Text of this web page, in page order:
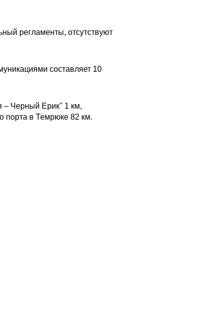
регламенты, отсутствуют
составляет 10
– Черный Ерик" 1 км,
порта в Темрюке 82 км.